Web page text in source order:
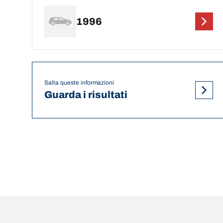
1996
Salta queste informazioni
Guarda i risultati